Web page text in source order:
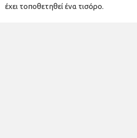
έχει τοποθετηθεί ένα τισόρο.